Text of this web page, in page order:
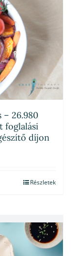
26.980
foglalási
díjon
Részletek